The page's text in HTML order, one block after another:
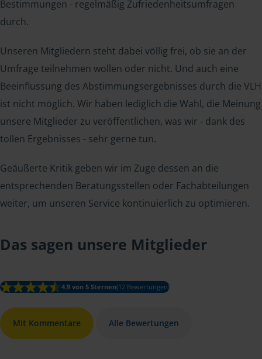
Bestimmungen - regelmäßig Zufriedenheitsumfragen
durch.
Unseren Mitgliedern steht dabei völlig frei, ob sie an der
Umfrage teilnehmen wollen oder nicht. Und auch eine
Beeinflussung des Abstimmungsergebnisses durch die VLH
ist nicht möglich. Wir haben lediglich die Wahl, die Meinung
unsere Mitglieder zu veröffentlichen, was wir - dank des
tollen Ergebnisses - sehr gerne tun.
Geäußerte Kritik geben wir im Zuge dessen an die
entsprechenden Beratungsstellen oder Fachabteilungen
weiter, um unseren Service kontinuierlich zu optimieren.
Das sagen unsere Mitglieder
4.9 von 5 Sternen(12 Bewertungen)
Mit Kommentare Alle Bewertungen